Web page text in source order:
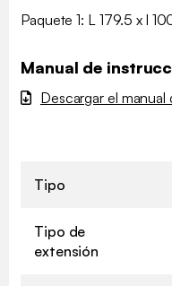
Paquete 1: L 179.5 x l
Manual de
Descargar el
Tipo
Tipo de
extensión